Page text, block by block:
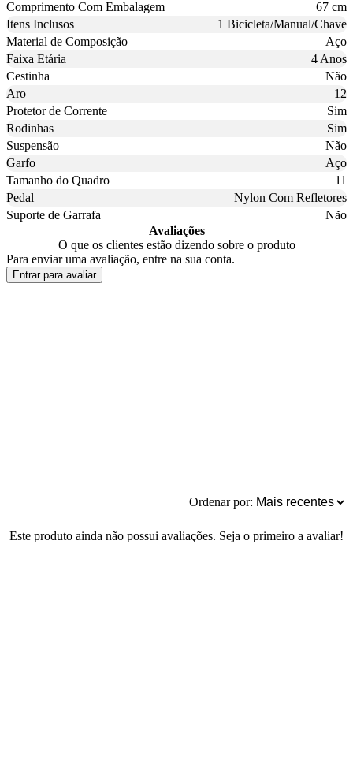
Comprimento Com Embalagem
67 cm
Itens Inclusos
1 Bicicleta/Manual/Chave
Material de Composição
Aço
Faixa Etária
4 Anos
Cestinha
Não
Aro
12
Protetor de Corrente
Sim
Rodinhas
Sim
Suspensão
Não
Garfo
Aço
Tamanho do Quadro
11
Pedal
Nylon Com Refletores
Suporte de Garrafa
Não
Avaliações
O que os clientes estão dizendo sobre o produto
Para enviar uma avaliação, entre na sua conta.
Entrar para avaliar
Ordenar por:
Este produto ainda não possui avaliações. Seja o primeiro a avaliar!